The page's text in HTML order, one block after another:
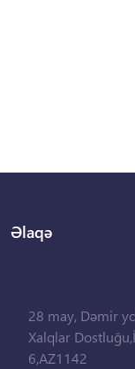
Əlaqə
28 may, Dəmir
Xalqlar
6,AZ1142